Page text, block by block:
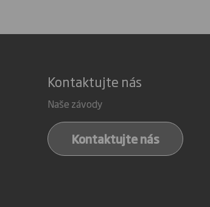
Kontaktujte nás
Naše závody
Kontaktujte nás